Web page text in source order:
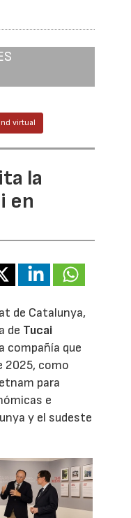
virtual
la
en
de Catalunya,
de Tucai
compañía que
2025, como
para
e
y el sudeste